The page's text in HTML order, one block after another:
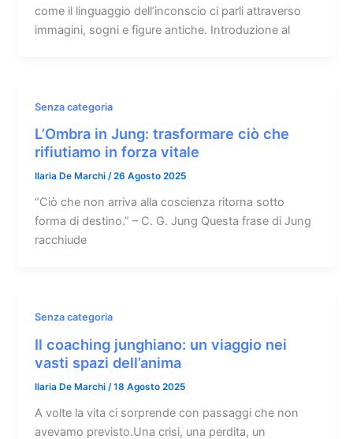
come il linguaggio dell’inconscio ci parli attraverso
immagini, sogni e figure antiche. Introduzione al
Senza categoria
L’Ombra in Jung: trasformare ciò che
rifiutiamo in forza vitale
Ilaria De Marchi/26 Agosto 2025
“Ciò che non arriva alla coscienza ritorna sotto
forma di destino.” – C. G. Jung Questa frase di Jung
racchiude
Senza categoria
Il coaching junghiano: un viaggio nei
vasti spazi dell’anima
Ilaria De Marchi /18 Agosto 2025
A volte la vita ci sorprende con passaggi che non
avevamo previsto.Una crisi, una perdita, un